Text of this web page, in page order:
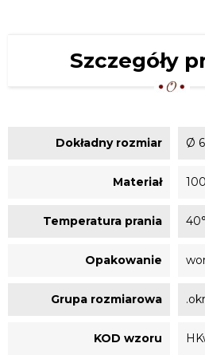
Szczegóły
Dokładny rozmiar Ø
Materiał
Temperatura prania
Opakowanie
Grupa rozmiarowa
KOD wzoru